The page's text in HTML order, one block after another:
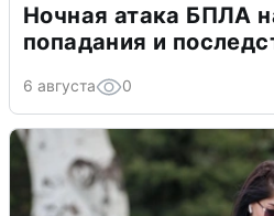
Ночная атака БПЛА
попадания и
6 августа 0